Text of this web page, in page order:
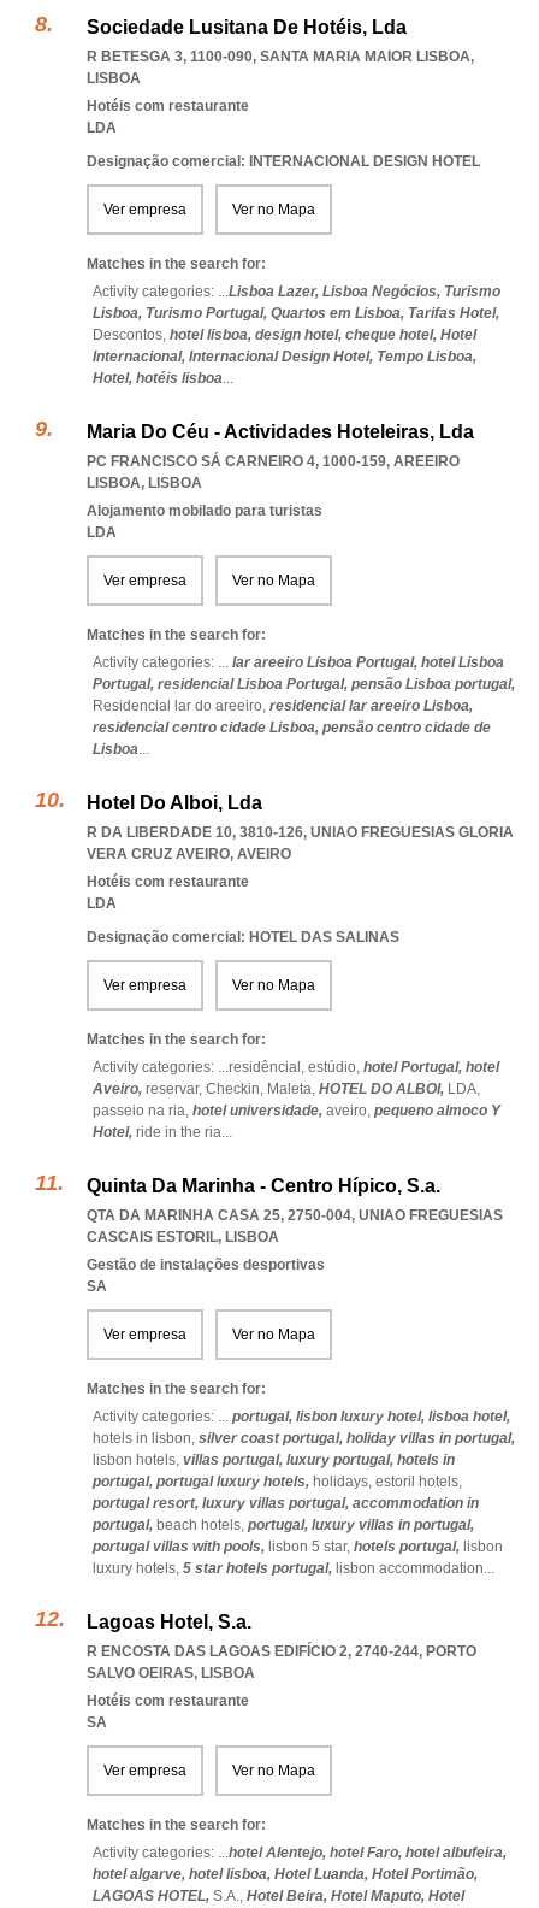
Sociedade Lusitana De Hotéis, Lda
R BETESGA 3, 1100-090, SANTA MARIA MAIOR LISBOA,
LISBOA
Hotéis com restaurante
LDA
Designação comercial: INTERNACIONAL DESIGN HOTEL
Ver empresa Ver no Mapa
Matches in the search for:
Activity categories: ...Lisboa Lazer, Lisboa Negócios, Turismo
Lisboa, Turismo Portugal, Quartos em Lisboa, Tarifas Hotel,
Descontos, hotel lisboa, design hotel, cheque hotel, Hotel
Internacional, Internacional Design Hotel, Tempo Lisboa,
Hotel, hotéis lisboa...
Maria Do Céu - Actividades Hoteleiras, Lda
PC FRANCISCO SÁ CARNEIRO 4, 1000-159, AREEIRO
LISBOA, LISBOA
Alojamento mobilado para turistas
LDA
Ver empresa Ver no Mapa
Matches in the search for:
Activity categories: ... lar areeiro Lisboa Portugal, hotel Lisboa
Portugal, residencial Lisboa Portugal, pensão Lisboa portugal,
Residencial lar do areeiro, residencial lar areeiro Lisboa,
residencial centro cidade Lisboa, pensão centro cidade de
Lisboa...
Hotel Do Alboi, Lda
R DA LIBERDADE 10, 3810-126, UNIAO FREGUESIAS GLORIA
VERA CRUZ AVEIRO, AVEIRO
Hotéis com restaurante
LDA
Designação comercial: HOTEL DAS SALINAS
Ver empresa Ver no Mapa
Matches in the search for:
Activity categories: ...residêncial, estúdio, hotel Portugal, hotel
Aveiro, reservar, Checkin, Maleta, HOTEL DO ALBOI, LDA,
passeio na ria, hotel universidade, aveiro, pequeno almoco Y
Hotel, ride in the ria...
Quinta Da Marinha - Centro Hípico, S.a.
QTA DA MARINHA CASA 25, 2750-004, UNIAO FREGUESIAS
CASCAIS ESTORIL, LISBOA
Gestão de instalações desportivas
SA
Ver empresa Ver no Mapa
Matches in the search for:
Activity categories: ... portugal, lisbon luxury hotel, lisboa hotel,
hotels in lisbon, silver coast portugal, holiday villas in portugal,
lisbon hotels, villas portugal, luxury portugal, hotels in
portugal, portugal luxury hotels, holidays, estoril hotels,
portugal resort, luxury villas portugal, accommodation in
portugal, beach hotels, portugal, luxury villas in portugal,
portugal villas with pools, lisbon 5 star, hotels portugal, lisbon
luxury hotels, 5 star hotels portugal, lisbon accommodation...
Lagoas Hotel, S.a.
R ENCOSTA DAS LAGOAS EDIFÍCIO 2, 2740-244, PORTO
SALVO OEIRAS, LISBOA
Hotéis com restaurante
SA
Ver empresa Ver no Mapa
Matches in the search for:
Activity categories: ...hotel Alentejo, hotel Faro, hotel albufeira,
hotel algarve, hotel lisboa, Hotel Luanda, Hotel Portimão,
LAGOAS HOTEL, S.A., Hotel Beira, Hotel Maputo, Hotel